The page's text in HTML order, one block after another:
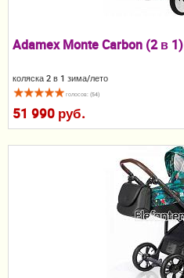
Качели, шезлонги
Манежи
Безопасность ребенка
Принадлежности для выписки
Adamex Monte Carbon (2 в 1)
коляска 2 в 1 зима/лето
голосов: (54)
51 990 руб.